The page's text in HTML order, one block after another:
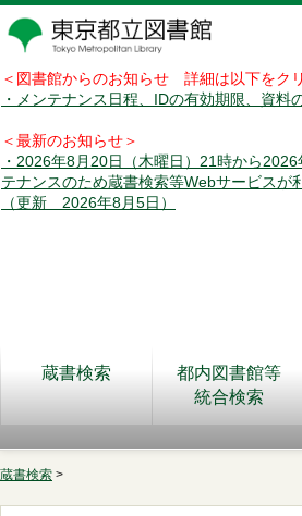
＜図書館からのお知らせ 詳細は以下をク
・メンテナンス日程、IDの有効期限、資
＜最新のお知らせ＞
・2026年8月20日（木曜日）21時から
テナンスのため蔵書検索等Webサービスが
（更新 2026年8月5日）
蔵書検索
都内図書館等
統合検索
蔵書検索 >